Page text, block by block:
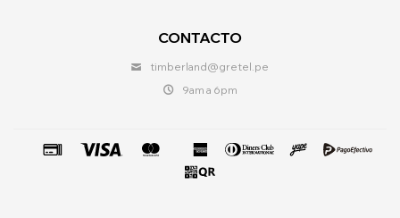
CONTACTO
timberland@gretel.pe
9am a 6pm